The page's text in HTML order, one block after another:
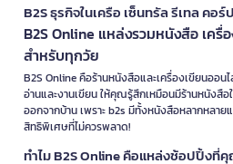
B2S ธุรกิจในเครือ เซ็นทรัล รีเทล คอ
B2S Online แหล่งรวมหนังสือ เครื่
สำหรับทุกวัย
B2S Online คือร้านหนังสือและเครื่องเขียนออ
อ่านและงานเขียน ให้คุณรู้สึกเหมือนมีร้านหนังสื
ออกจากบ้าน เพราะ b2s มีทั้งหนังสือหลากหลา
สิทธิพิเศษที่ไม่ควรพลาด!
ทำไม B2S Online คือแหล่งช้อปปิ้งที่